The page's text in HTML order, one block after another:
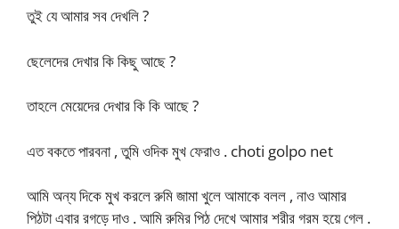
তুই যে আমার সব দেখলি ?
ছেলেদের দেখার কি কিছু আছে ?
তাহলে মেয়েদের দেখার কি কি আছে ?
এত বকতে পারবনা , তুমি ওদিক মুখ ফেরাও . choti golpo net
আমি অন্য দিকে মুখ করলে রুমি জামা খুলে আমাকে বলল , নাও আমার
পিঠটা এবার রগড়ে দাও . আমি রুমির পিঠ দেখে আমার শরীর গরম হয়ে গেল .